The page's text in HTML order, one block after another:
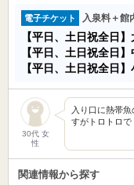
電子チケット 入泉料＋館
【平日、土日祝全日
【平日、土日祝全日
【平日、土日祝全日
30代 女
性
入り口に熱帯
すがトロトロで
関連情報から探す